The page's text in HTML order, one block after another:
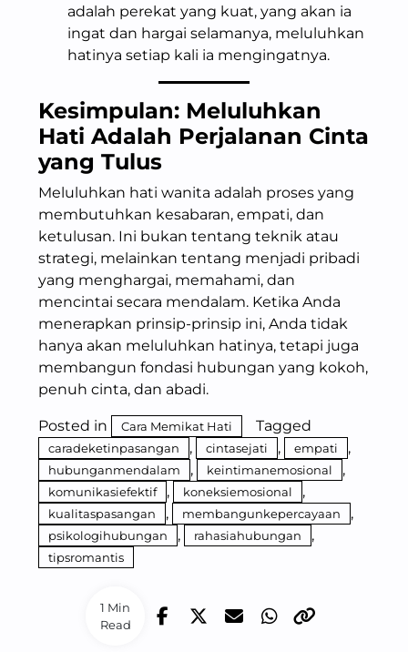
1 Min
Read
adalah perekat yang kuat, yang akan ia
ingat dan hargai selamanya, meluluhkan
hatinya setiap kali ia mengingatnya.
Kesimpulan: Meluluhkan
Hati Adalah Perjalanan Cinta
yang Tulus
Meluluhkan hati wanita adalah proses yang
membutuhkan kesabaran, empati, dan
ketulusan. Ini bukan tentang teknik atau
strategi, melainkan tentang menjadi pribadi
yang menghargai, memahami, dan
mencintai secara mendalam. Ketika Anda
menerapkan prinsip-prinsip ini, Anda tidak
hanya akan meluluhkan hatinya, tetapi juga
membangun fondasi hubungan yang kokoh,
penuh cinta, dan abadi.
Posted in Cara Memikat Hati Tagged
caradeketinpasangan , cintasejati , empati ,
hubunganmendalam , keintimanemosional ,
komunikasiefektif , koneksiemosional ,
kualitaspasangan , membangunkepercayaan ,
psikologihubungan , rahasiahubungan ,
tipsromantis